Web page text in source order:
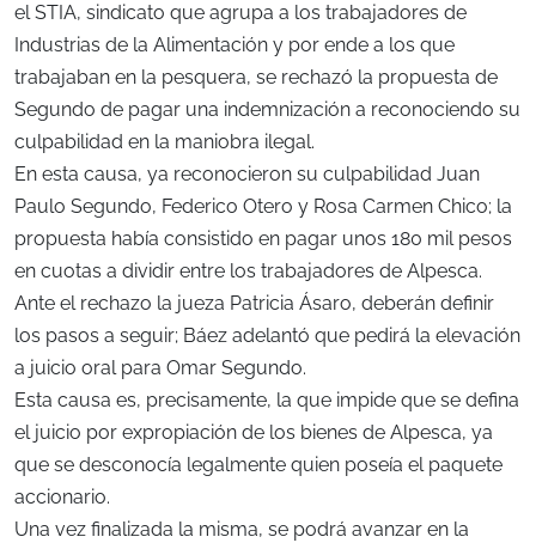
el STIA, sindicato que agrupa a los trabajadores de
Industrias de la Alimentación y por ende a los que
trabajaban en la pesquera, se rechazó la propuesta de
Segundo de pagar una indemnización a reconociendo su
culpabilidad en la maniobra ilegal.
En esta causa, ya reconocieron su culpabilidad Juan
Paulo Segundo, Federico Otero y Rosa Carmen Chico; la
propuesta había consistido en pagar unos 180 mil pesos
en cuotas a dividir entre los trabajadores de Alpesca.
Ante el rechazo la jueza Patricia Ásaro, deberán definir
los pasos a seguir; Báez adelantó que pedirá la elevación
a juicio oral para Omar Segundo.
Esta causa es, precisamente, la que impide que se defina
el juicio por expropiación de los bienes de Alpesca, ya
que se desconocía legalmente quien poseía el paquete
accionario.
Una vez finalizada la misma, se podrá avanzar en la